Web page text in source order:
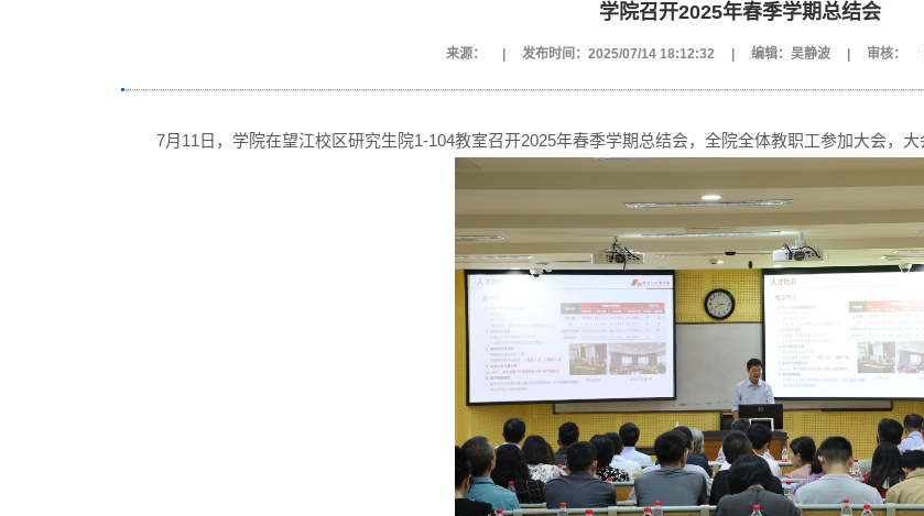
学院召开2025年春季学期总结会
来源： 发布时间：2025/07/14 18:12:32 编辑：吴静波 审核：
7月11日，学院在望江校区研究生院1-104教室召开2025年春季学期总结会，全院全体教职工参加大会，大